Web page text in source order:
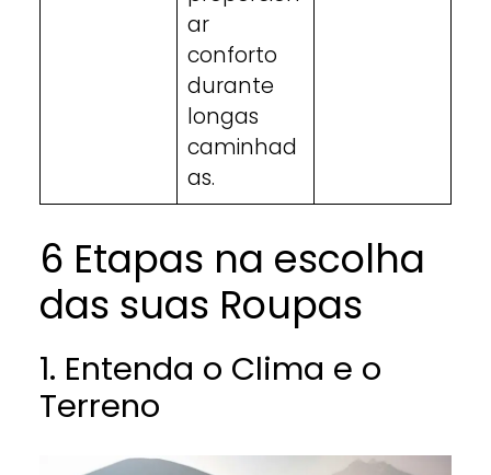
ar
conforto
durante
longas
caminhad
as.
6 Etapas na escolha
das suas Roupas
1. Entenda o Clima e o
Terreno